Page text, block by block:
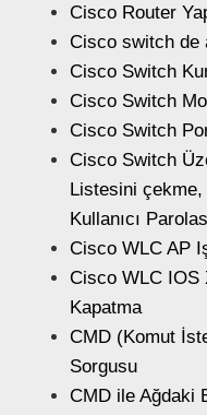
Cisco Router
Cisco switch de
Cisco Switch
Cisco Switch
Cisco Switch
Cisco Switch
Listesini çekme,
Kullanıcı
Cisco WLC AP
Cisco WLC IOS
Kapatma
CMD (Komut
Sorgusu
CMD ile Ağdaki